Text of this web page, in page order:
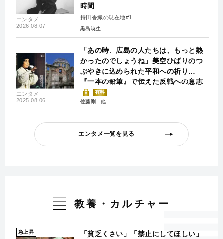
エンタメ
2026.08.07
時間
持田香織の現在地#1
黒島暁生
エンタメ
2025.08.06
「あの時、広島の人たちは、もっと熱
かったのでしょうね」美空ひばりのつ
ぶやきに込められた平和への祈り…
『一本の鉛筆』で伝えた反戦への意志
有料
佐藤剛
エンタメ一覧を見る
教養・カルチャー
急上昇 「貧乏くさい」「禁止にしてほしい」